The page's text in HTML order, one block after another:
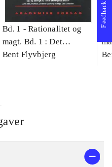
Bd. 1 -Rationalitet og
magt. Bd. 1 : Det
konkretes videnskab
Bent Flyvbjerg
Feedback